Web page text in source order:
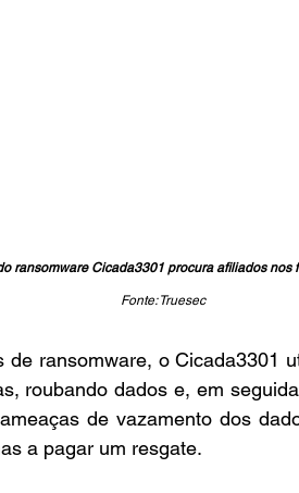
ransomware Cicada3301 procura afiliados nos
Fonte: Truesec
ransomware, o Cicada3301
roubando dados e, em
de vazamento dos
a pagar um resgate.